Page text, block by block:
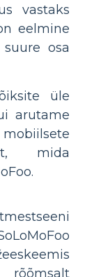
vastaks
eelmine
osa
üle
arutame
mida